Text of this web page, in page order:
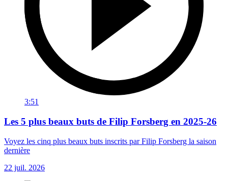
3:51
Les 5 plus beaux buts de Filip Forsberg en 2025-26
Voyez les cinq plus beaux buts inscrits par Filip Forsberg la saison
dernière
22 juil. 2026